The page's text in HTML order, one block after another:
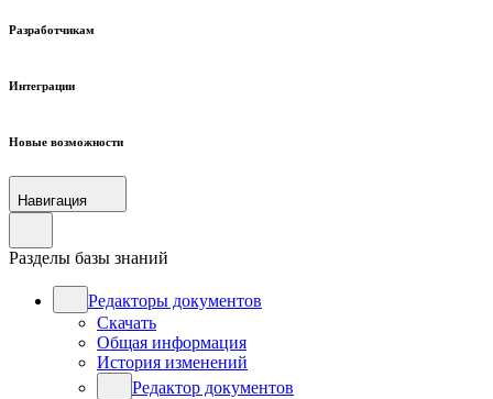
Разработчикам
Интеграции
Новые возможности
Навигация
Разделы базы знаний
Редакторы документов
Скачать
Общая информация
История изменений
Редактор документов